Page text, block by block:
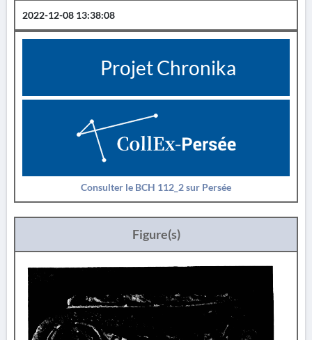
2022-12-08 13:38:08
Projet Chronika
Consulter le BCH 112_2 sur Persée
Figure(s)